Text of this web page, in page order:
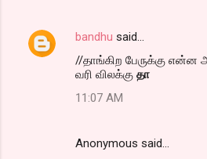
bandhu said…
//தாங்கிற பேருக்கு என்ன
வரி விலக்கு தா
11:07 AM
Anonymous said…